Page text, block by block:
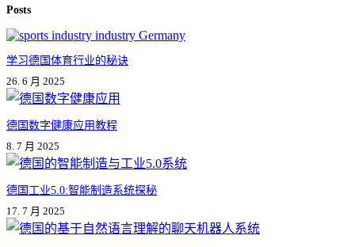
果
Posts
学习德国体育行业的秘诀
26. 6 月 2025
德国数字健康应用教程
8. 7 月 2025
德国工业5.0:智能制造系统探秘
17. 7 月 2025